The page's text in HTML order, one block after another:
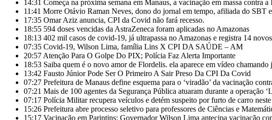
14:31 Começa na próxima semana em Manaus, a vacinação em massa contra
11:41 Morre Otávio Raman Neves, dono do jornal em tempo, afiliada do SBT
17:35 Omar Aziz anuncia, CPI da Covid não fará recesso.
18:55 594 doses vencidas da AstraZeneca foram aplicadas no Amazonas
18:13 402 mil casos de covid-19, já ultrapassa no Amazonas e registra 14
07:35 Covid-19, Wilson Lima, família Lins X CPI DA SAÚDE – AM
20:57 Atenção Para O Golpe Do PIX; Polícia Faz Alerta Importante
18:53 Saiba quem é o novo amor de Flordelis. ela aparece em vídeo chamando
13:42 Fausto Júnior Pode Ser O Primeiro A Sair Preso Da CPI Da Covid
07:27 Prefeitura de Manaus define esquema para o ‘viradão’ da vacinação
07:21 Mais de 100 agentes da Segurança Pública atuaram durante a operação
07:17 Polícia Militar recupera veículos e detém suspeito por furto de carro
15:26 Prefeitura abre processo seletivo para professores de Ciências e
15:17 Vacinação em Parintins: Governador Wilson Lima antecipa vacinação